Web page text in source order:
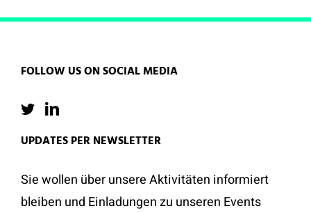
FOLLOW US ON SOCIAL MEDIA
UPDATES PER NEWSLETTER
Sie wollen über unsere Aktivitäten informiert
bleiben und Einladungen zu unseren Events